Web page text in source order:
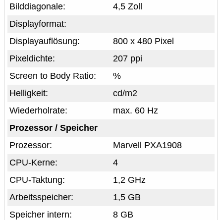
4,5 Zoll
Bilddiagonale:
Displayformat:
800 x 480 Pixel
Displayauflösung:
207 ppi
Pixeldichte:
%
Screen to Body Ratio:
cd/m2
Helligkeit:
max. 60 Hz
Wiederholrate:
Prozessor / Speicher
Marvell PXA1908
Prozessor:
4
CPU-Kerne:
1,2 GHz
CPU-Taktung:
1,5 GB
Arbeitsspeicher:
8 GB
Speicher intern: